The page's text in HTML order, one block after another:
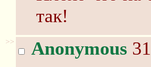
так!
>> Anonymous